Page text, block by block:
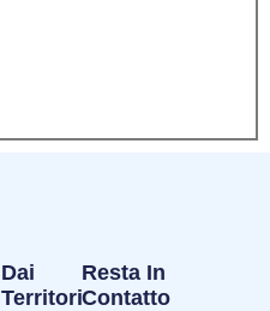
Dai
Territori
Resta In
Contatto